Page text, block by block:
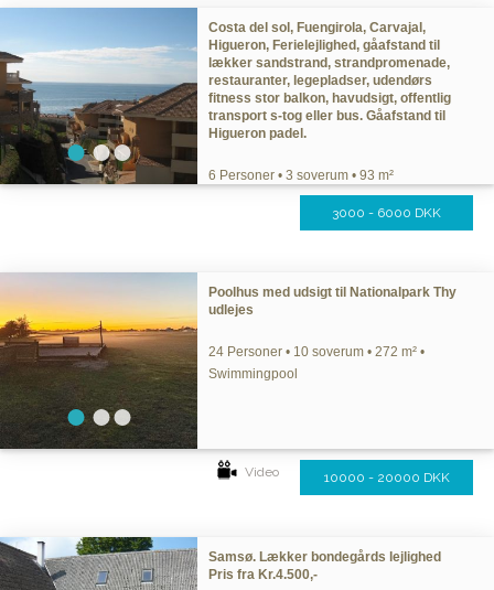
Costa del sol, Fuengirola, Carvajal,
Higueron, Ferielejlighed, gåafstand til
lækker sandstrand, strandpromenade,
restauranter, legepladser, udendørs
fitness stor balkon, havudsigt, offentlig
transport s-tog eller bus. Gåafstand til
Higueron padel.
6 Personer • 3 soverum • 93 m²
3000 - 6000 DKK
Poolhus med udsigt til Nationalpark Thy
udlejes
24 Personer • 10 soverum • 272 m² •
Swimmingpool
Video 10000 - 20000 DKK
Samsø. Lækker bondegårds lejlighed
Pris fra Kr.4.500,-